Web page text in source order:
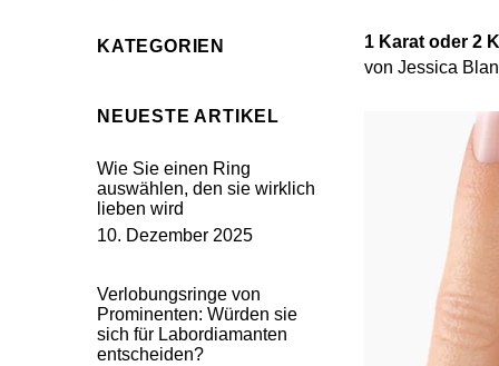
KATEGORIEN
NEUESTE ARTIKEL
Wie Sie einen Ring
auswählen, den sie wirklich
lieben wird
10. Dezember 2025
Verlobungsringe von
Prominenten: Würden sie
sich für Labordiamanten
entscheiden?
1 Karat oder 2
von Jessica